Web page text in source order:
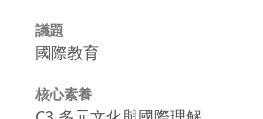
議題
國際教育
核心素養